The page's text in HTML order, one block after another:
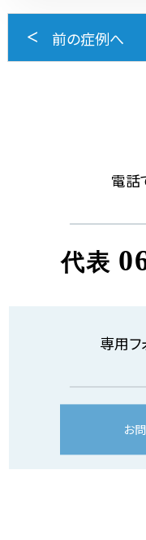
前の症例へ
電話
代表
専用フ
お